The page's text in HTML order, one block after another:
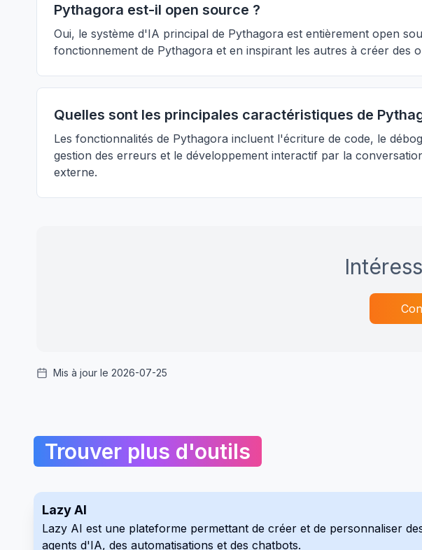
Pythagora est-il open source ?
Oui, le système d'IA principal de Pythagora est entièrement open
fonctionnement de Pythagora et en inspirant les autres à créer des
Quelles sont les principales caractéristiques de
Les fonctionnalités de Pythagora incluent l'écriture de code, le
gestion des erreurs et le développement interactif par la
externe.
Mis à jour le 2026-07-25
Trouver plus d'outils
Lazy AI
Lazy AI est une plateforme permettant de créer et de personnaliser
agents d'IA, des automatisations et des chatbots.